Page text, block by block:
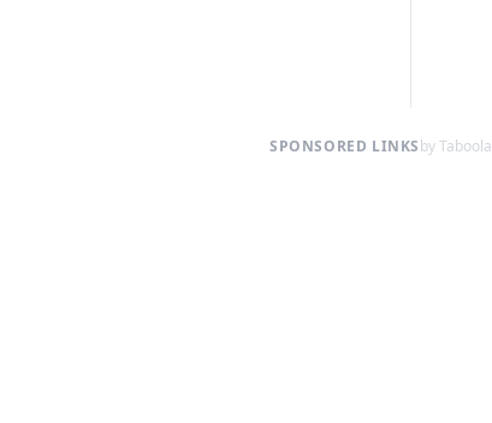
SPONSORED LINKSby Taboola